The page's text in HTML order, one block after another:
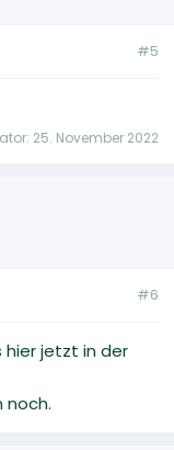
#5
25. November 2022
#6
hier jetzt in der
noch.